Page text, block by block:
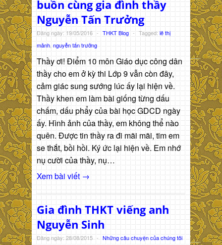
buồn cùng gia đình thầy
Nguyễn Tấn Trưởng
Đăng ngày: 19/05/2016 - THKT Blog - Tagged: lê thị
mảnh nguyễn tấn trưởng
Thầy ơi! Điểm 10 môn Giáo dục công dân
thầy cho em ở kỳ thi Lớp 9 vẫn còn đây,
cảm giác sung sướng lúc ấy lại hiện về.
Thầy khen em làm bài giống từng dấu
chấm, dấu phẩy của bài học GDCD ngày
ấy. Hình ảnh của thầy, em không thể nào
quên. Được tin thầy ra đi mãi mãi, tim em
se thắt, bồi hồi. Ký ức lại hiện về. Em nhớ
nụ cười của thầy, nụ…
Xem bài viết →
Gia đình THKT viếng anh
Nguyễn Sinh
Đăng ngày: 28/08/2015 - Những câu chuyện của chúng tôi